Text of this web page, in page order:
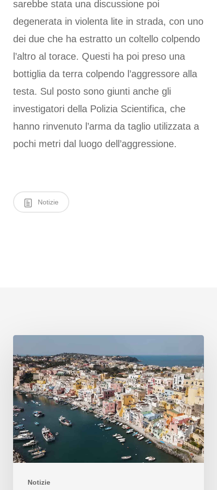
sarebbe stata una discussione poi
degenerata in violenta lite in strada, con uno
dei due che ha estratto un coltello colpendo
l’altro al torace. Questi ha poi preso una
bottiglia da terra colpendo l’aggressore alla
testa. Sul posto sono giunti anche gli
investigatori della Polizia Scientifica, che
hanno rinvenuto l’arma da taglio utilizzata a
pochi metri dal luogo dell’aggressione.
Notizie
Notizie